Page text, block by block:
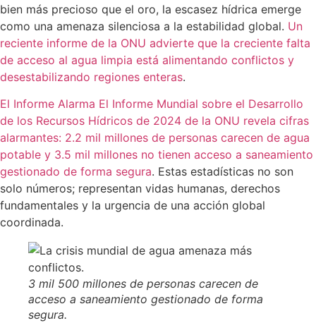
bien más precioso que el oro, la escasez hídrica emerge
como una amenaza silenciosa a la estabilidad global. Un
reciente informe de la ONU advierte que la creciente falta
de acceso al agua limpia está alimentando conflictos y
desestabilizando regiones enteras.
El Informe Alarma El Informe Mundial sobre el Desarrollo
de los Recursos Hídricos de 2024 de la ONU revela cifras
alarmantes: 2.2 mil millones de personas carecen de agua
potable y 3.5 mil millones no tienen acceso a saneamiento
gestionado de forma segura. Estas estadísticas no son
solo números; representan vidas humanas, derechos
fundamentales y la urgencia de una acción global
coordinada.
3 mil 500 millones de personas carecen de
acceso a saneamiento gestionado de forma
segura.